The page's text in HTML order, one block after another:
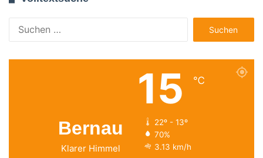
nach:
Bernau
Klarer Himmel
15 ℃
22º - 13º
70%
3.13 km/h